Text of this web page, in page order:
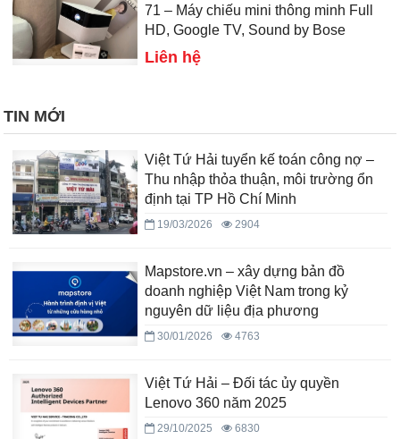
71 – Máy chiếu mini thông minh Full
HD, Google TV, Sound by Bose
Liên hệ
TIN MỚI
Việt Tứ Hải tuyển kế toán công nợ –
Thu nhập thỏa thuận, môi trường ổn
định tại TP Hồ Chí Minh
19/03/2026 2904
Mapstore.vn – xây dựng bản đồ
doanh nghiệp Việt Nam trong kỷ
nguyên dữ liệu địa phương
30/01/2026 4763
Việt Tứ Hải – Đối tác ủy quyền
Lenovo 360 năm 2025
29/10/2025 6830